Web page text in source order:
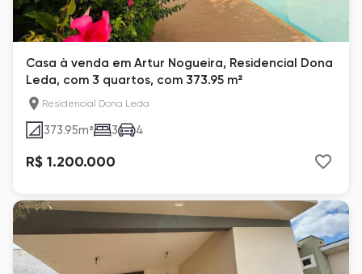
Casa à venda em Artur Nogueira, Residencial Dona
Leda, com 3 quartos, com 373.95 m²
Residencial Dona Leda
373.95m² 3 4
R$ 1.200.000